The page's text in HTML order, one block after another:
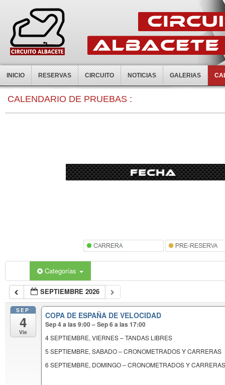
INICIO RESERVAS CIRCUITO NOTICIAS GALERIAS
CALENDARIO DE PRUEBAS :
Categorías
SEPTIEMBRE 2026
SEP
4
Vie
COPA DE ESPAÑA DE VELOCIDAD
Sep 4 a las 9:00 – Sep 6 a las 17:00
4 SEPTIEMBRE, VIERNES – TANDAS LIBRES
5 SEPTIEMBRE, SABADO – CRONOMETRADOS Y CARRERAS
6 SEPTIEMBRE, DOMINGO – CRONOMETRADOS Y